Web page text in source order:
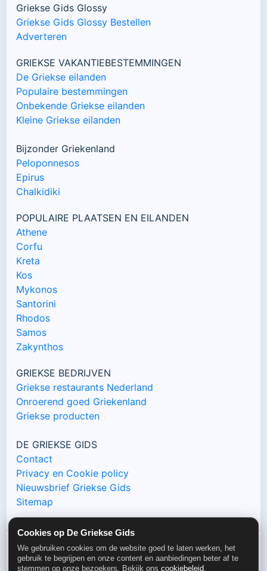
Cookies op De Griekse Gids
We gebruiken cookies om de website goed te laten werken, het
gebruik te begrijpen en onze content en aanbiedingen beter af te
stemmen op onze bezoekers. Bekijk ons cookiebeleid.
Griekse Gids Glossy
Griekse Gids Glossy Bestellen
Adverteren
GRIEKSE VAKANTIEBESTEMMINGEN
De Griekse eilanden
Populaire bestemmingen
Onbekende Griekse eilanden
Kleine Griekse eilanden
Bijzonder Griekenland
Peloponnesos
Epirus
Chalkidiki
POPULAIRE PLAATSEN EN EILANDEN
Athene
Corfu
Kreta
Kos
Mykonos
Santorini
Rhodos
Samos
Zakynthos
GRIEKSE BEDRIJVEN
Griekse restaurants Nederland
Onroerend goed Griekenland
Griekse producten
DE GRIEKSE GIDS
Contact
Privacy en Cookie policy
Nieuwsbrief Griekse Gids
Sitemap
© De Griekse Gids 2000-2026